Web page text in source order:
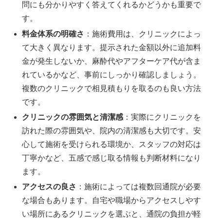
問にも分かりやすく答えてくれるかどうかも重要で
す。
料金体系の明確さ ：施術費用は、クリニックによっ
て大きく異なります。提示された金額以外に追加料
金が発生しないか、麻酔代やアフターケア代が含ま
れているかなど、事前にしっかり確認しましょう。
複数のクリニックで相見積もりを取るのも良い方法
です。
クリニックの雰囲気と清潔感 ：実際にクリニックを
訪れた際の雰囲気や、院内の清潔感も大切です。安
心して施術を受けられる環境か、スタッフの対応は
丁寧かなど、五感で感じ取る情報も判断材料になり
ます。
アクセスの良さ ：施術によっては複数回通院が必要
な場合もあります。自宅や職場からアクセスしやす
い場所にあるクリニックを選ぶと、通院の負担が軽